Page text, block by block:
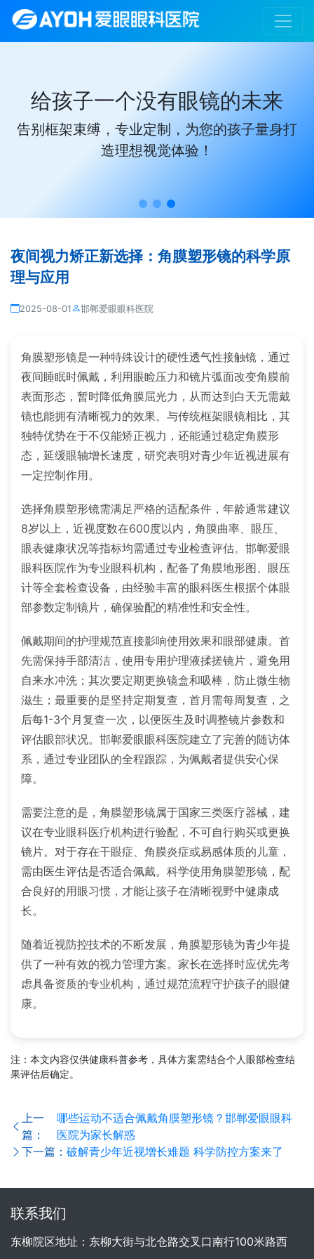
给孩子一个没有眼镜的未来
告别框架束缚，专业定制，为您的孩子量身打
造理想视觉体验！
夜间视力矫正新选择：角膜塑形镜的科学原
理与应用
2025-08-01 邯郸爱眼眼科医院
角膜塑形镜是一种特殊设计的硬性透气性接触镜，通过
夜间睡眠时佩戴，利用眼睑压力和镜片弧面改变角膜前
表面形态，暂时降低角膜屈光力，从而达到白天无需戴
镜也能拥有清晰视力的效果。与传统框架眼镜相比，其
独特优势在于不仅能矫正视力，还能通过稳定角膜形
态，延缓眼轴增长速度，研究表明对青少年近视进展有
一定控制作用。
选择角膜塑形镜需满足严格的适配条件，年龄通常建议
8岁以上，近视度数在600度以内，角膜曲率、眼压、
眼表健康状况等指标均需通过专业检查评估。邯郸爱眼
眼科医院作为专业眼科机构，配备了角膜地形图、眼压
计等全套检查设备，由经验丰富的眼科医生根据个体眼
部参数定制镜片，确保验配的精准性和安全性。
佩戴期间的护理规范直接影响使用效果和眼部健康。首
先需保持手部清洁，使用专用护理液揉搓镜片，避免用
自来水冲洗；其次要定期更换镜盒和吸棒，防止微生物
滋生；最重要的是坚持定期复查，首月需每周复查，之
后每1-3个月复查一次，以便医生及时调整镜片参数和
评估眼部状况。邯郸爱眼眼科医院建立了完善的随访体
系，通过专业团队的全程跟踪，为佩戴者提供安心保
障。
需要注意的是，角膜塑形镜属于国家三类医疗器械，建
议在专业眼科医疗机构进行验配，不可自行购买或更换
镜片。对于存在干眼症、角膜炎症或易感体质的儿童，
需由医生评估是否适合佩戴。科学使用角膜塑形镜，配
合良好的用眼习惯，才能让孩子在清晰视野中健康成
长。
随着近视防控技术的不断发展，角膜塑形镜为青少年提
供了一种有效的视力管理方案。家长在选择时应优先考
虑具备资质的专业机构，通过规范流程守护孩子的眼健
康。
注：本文内容仅供健康科普参考，具体方案需结合个人眼部检查结
果评估后确定。
上一
篇：
哪些运动不适合佩戴角膜塑形镜？邯郸爱眼眼科
医院为家长解惑
下一篇： 破解青少年近视增长难题 科学防控方案来了
联系我们
东柳院区地址：东柳大街与北仓路交叉口南行100米路西